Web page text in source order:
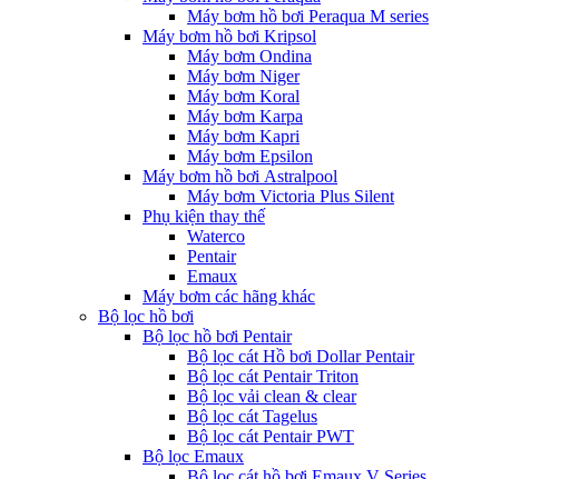
Máy bơm hồ bơi Peraqua M series
Máy bơm hồ bơi Kripsol
Máy bơm Ondina
Máy bơm Niger
Máy bơm Koral
Máy bơm Karpa
Máy bơm Kapri
Máy bơm Epsilon
Máy bơm hồ bơi Astralpool
Máy bơm Victoria Plus Silent
Phụ kiện thay thế
Waterco
Pentair
Emaux
Máy bơm các hãng khác
Bộ lọc hồ bơi
Bộ lọc hồ bơi Pentair
Bộ lọc cát Hồ bơi Dollar Pentair
Bộ lọc cát Pentair Triton
Bộ lọc vải clean & clear
Bộ lọc cát Tagelus
Bộ lọc cát Pentair PWT
Bộ lọc Emaux